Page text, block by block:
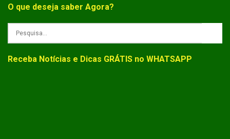
O que deseja saber Agora?
Receba Notícias e Dicas GRÁTIS no WHATSAPP